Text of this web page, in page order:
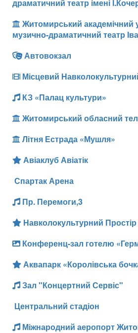
драматичний театр імені
Житомирський академічний
музично-драматичний театр
Автовокзал
Місцевий
КЗ «Палац культури»
Житомирський обласний
Літня Естрада «Мушля»
Авіаклуб Авіатік
Спартак Арена
Пр. Перемоги,3
Навколокультурний Простір
Конференц-зал готелю
Аквапарк «Королівська
Зал "Концертний Сервіс"
Центральний стадіон
Міжнародний аеропорт